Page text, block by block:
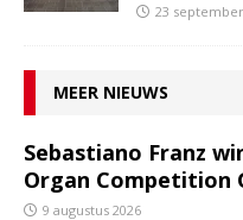
23
MEER NIEUWS
Sebastiano Franz
Organ Competition
9 augustus 2026